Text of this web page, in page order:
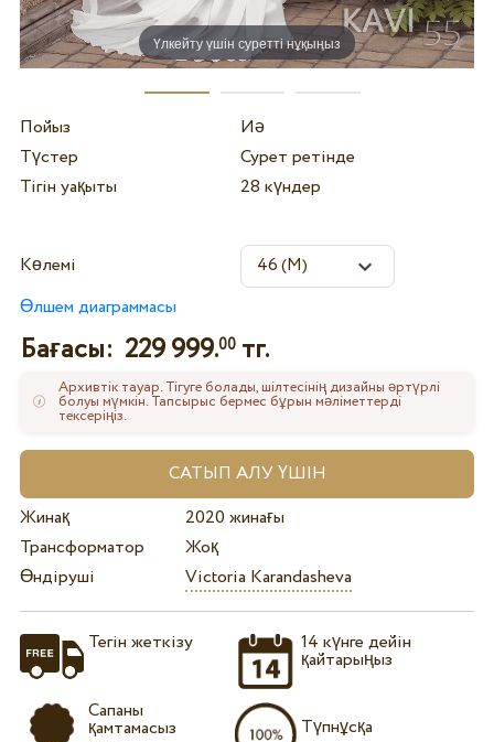
Үлкейту үшін суретті нұқыңыз
Пойыз
Иә
Түстер
Сурет ретінде
Тігін уақыты
28 күндер
Көлемі
Өлшем диаграммасы
Бағасы: 229 999.00тг.
Архивтік тауар. Тігуге болады, шілтесінің дизайны әртүрлі
болуы мүмкін. Тапсырыс бермес бұрын мәліметтерді
тексеріңіз.
Жинақ
2020 жинағы
Трансформатор
Жоқ
Өндіруші
Victoria Karandasheva
Тегін жеткізу
Сапаны
қамтамасыз
14 күнге дейін
қайтарыңыз
Түпнұсқа